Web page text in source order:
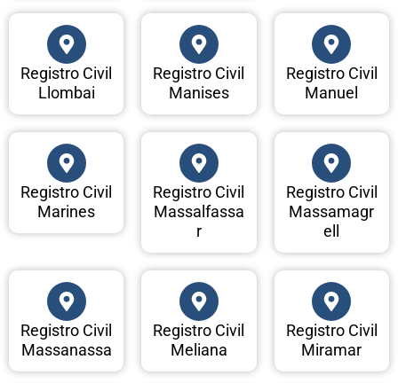
Registro Civil
Llombai
Registro Civil
Manises
Registro Civil
Manuel
Registro Civil
Marines
Registro Civil
Massalfassa
r
Registro Civil
Massamagr
ell
Registro Civil
Massanassa
Registro Civil
Meliana
Registro Civil
Miramar